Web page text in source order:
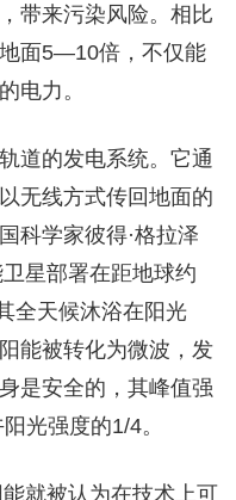
带来污染风险。相比
面5—10倍，不仅能
电力。
道的发电系统。它通
无线方式传回地面的
科学家彼得·格拉泽
星部署在距地球约
全天候沐浴在阳光
能被转化为微波，发
是安全的，其峰值强
光强度的1/4。
就被认为在技术上可